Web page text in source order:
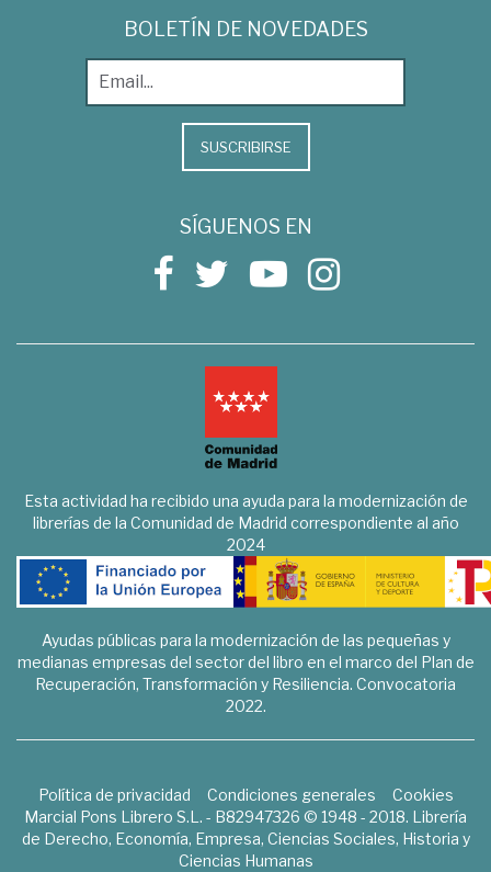
BOLETÍN DE NOVEDADES
SUSCRIBIRSE
SÍGUENOS EN
Esta actividad ha recibido una ayuda para la modernización de
librerías de la Comunidad de Madrid correspondiente al año
2024
Ayudas públicas para la modernización de las pequeñas y
medianas empresas del sector del libro en el marco del Plan de
Recuperación, Transformación y Resiliencia. Convocatoria
2022.
Política de privacidad Condiciones generales
Cookies
Marcial Pons Librero S.L. - B82947326 © 1948 - 2018. Librería
de Derecho, Economía, Empresa, Ciencias Sociales, Historia y
Ciencias Humanas